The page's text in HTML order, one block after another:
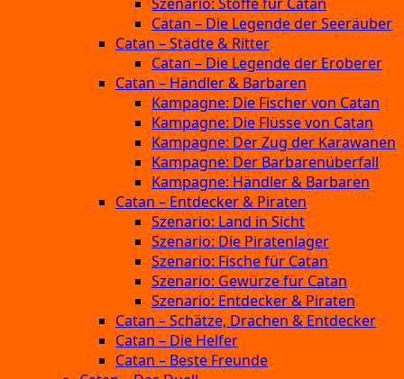
Catan – Die Legende der Seeräuber
Catan – Städte & Ritter
Catan – Die Legende der Eroberer
Catan – Händler & Barbaren
Kampagne: Die Fischer von Catan
Kampagne: Die Flüsse von Catan
Kampagne: Der Zug der Karawanen
Kampagne: Der Barbarenüberfall
Kampagne: Händler & Barbaren
Catan – Entdecker & Piraten
Szenario: Land in Sicht
Szenario: Die Piratenlager
Szenario: Fische für Catan
Szenario: Gewürze für Catan
Szenario: Entdecker & Piraten
Catan – Schätze, Drachen & Entdecker
Catan – Die Helfer
Catan – Beste Freunde